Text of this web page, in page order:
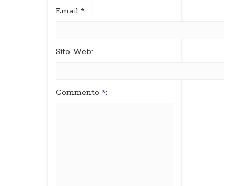
Email *:
Sito Web:
Commento *: